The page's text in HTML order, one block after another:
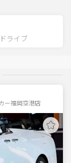
ライブ
ー福岡空港店